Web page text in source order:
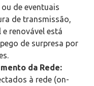
de eventuais
de transmissão,
renovável está
de surpresa por
da Rede:
à rede (on-